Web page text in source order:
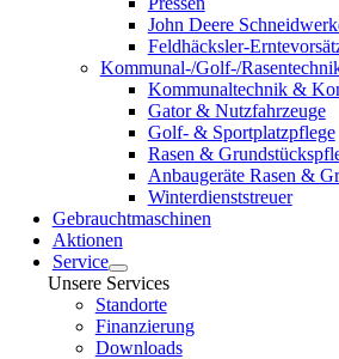
John Deere
Feldhäcksler-
Kommunal-/Golf-/
Kommunaltechnik &
Gator & Nutzfahrzeuge
Golf- & Sportplatzpflege
Rasen &
Anbaugeräte Rasen &
Winterdienststreuer
Gebrauchtmaschinen
Aktionen
Service
Unsere Services
Standorte
Finanzierung
Downloads